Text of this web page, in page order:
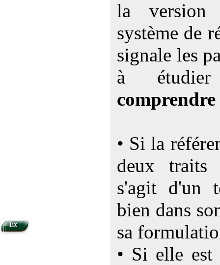
la version
système de
signale les
à
comprendre
• Si la
deux
s'agit d'un
bien dans
sa
• Si elle est
Ex